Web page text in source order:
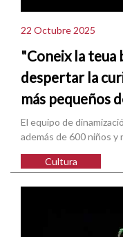
22 Octubre 2025
"Coneix la teua
despertar la
más pequeños
El equipo de
además de 600 niños y
Cultura